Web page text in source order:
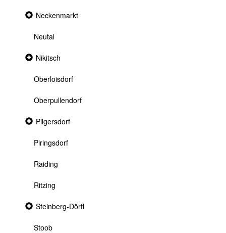
Collapsed
Neckenmarkt
Neutal
Collapsed
Nikitsch
Oberloisdorf
Oberpullendorf
Collapsed
section
Pilgersdorf
Piringsdorf
Raiding
Ritzing
Collapsed
Steinberg-Dörfl
Stoob